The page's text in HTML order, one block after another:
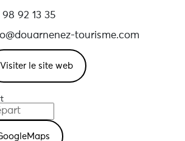
98 92 13 35
tourisme.com
Visiter le site web